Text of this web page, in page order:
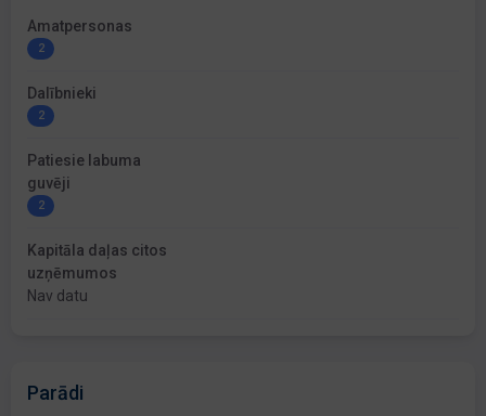
Amatpersonas
2
Dalībnieki
2
Patiesie labuma
guvēji
2
Kapitāla daļas citos
uzņēmumos
Nav datu
Parādi